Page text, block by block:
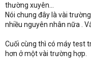
thường xuyên...
Nói chung đây là vài
nhiều nguyên nhân nữa .
Cuối cùng thì có máy test
hơn ở một vài trường hợp.